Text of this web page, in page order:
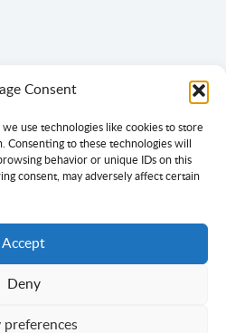
Consent
use technologies like cookies to store
Consenting to these technologies will
behavior or unique IDs on this
consent, may adversely affect certain
Accept
Deny
preferences
© Ciklopea